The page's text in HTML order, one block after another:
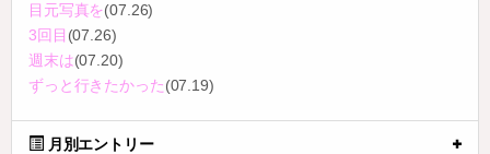
目元写真を(07.26)
3回目 (07.26)
週末は(07.20)
ずっと行きたかった(07.19)
月別エントリー